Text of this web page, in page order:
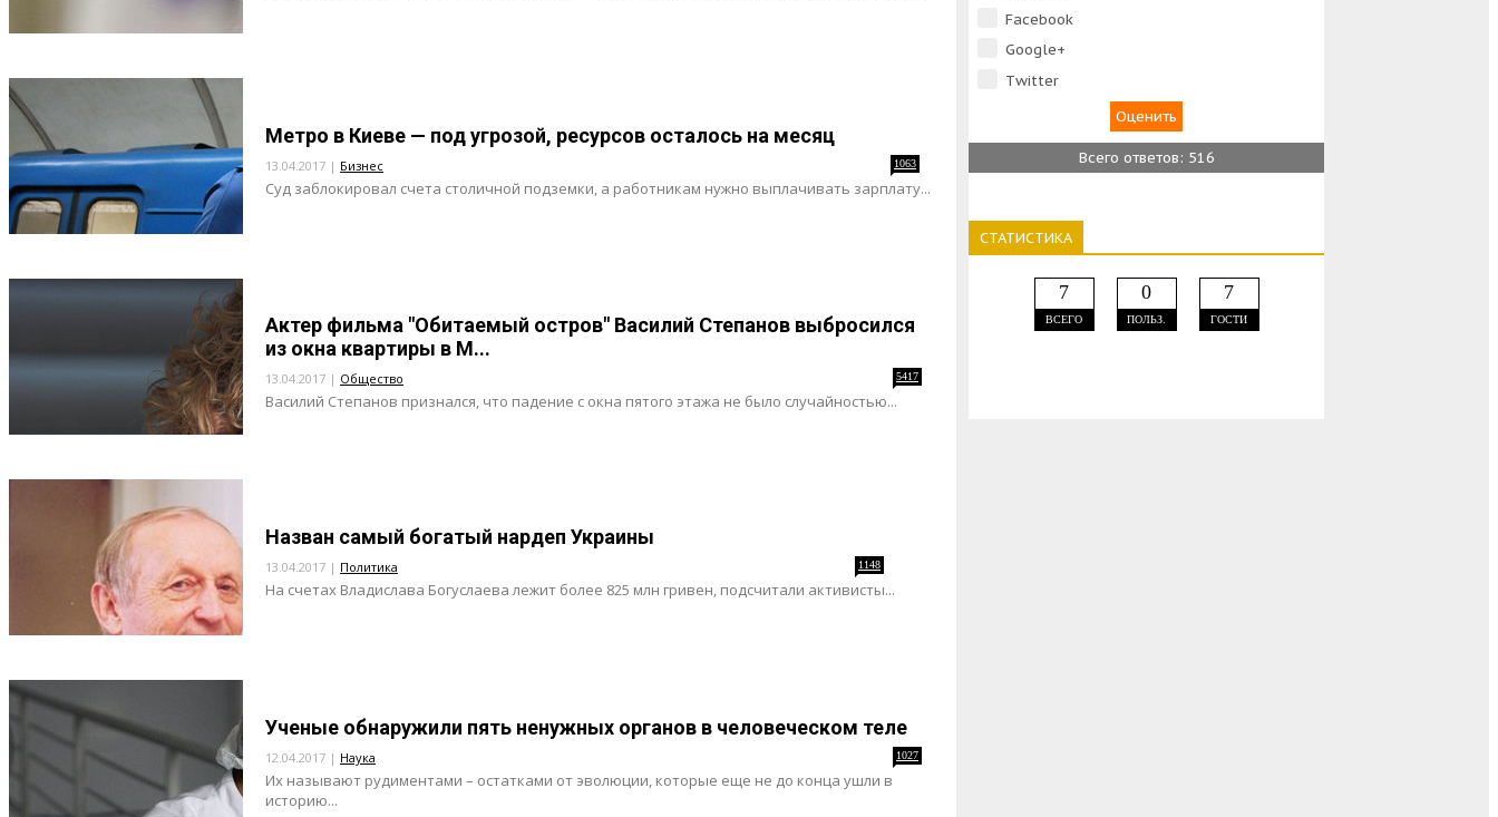
Метро в Киеве — под угрозой, ресурсов осталось на месяц
13.04.2017 | Бизнес 1063
Суд заблокировал счета столичной подземки, а работникам нужно выплачивать зарплату...
Актер фильма "Обитаемый остров" Василий Степанов выбросился
из окна квартиры в М...
13.04.2017 | Общество 5417
Василий Степанов признался, что падение с окна пятого этажа не было случайностью...
Назван самый богатый нардеп Украины
13.04.2017 | Политика 1148
На счетах Владислава Богуслаева лежит более 825 млн гривен, подсчитали активисты...
Ученые обнаружили пять ненужных органов в человеческом теле
12.04.2017 | Наука 1027
Их называют рудиментами – остатками от эволюции, которые еще не до конца ушли в
историю...
Facebook
Google+
Тwitter
Всего ответов: 516
СТАТИСТИКА
7
ВСЕГО
0
ПОЛЬЗ.
7
ГОСТИ